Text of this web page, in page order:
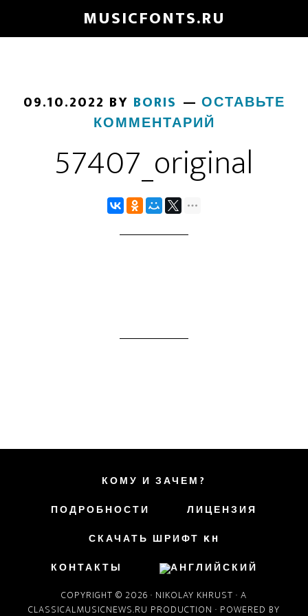
to
MUSICFONTS.RU
09.10.2022 BY BORIS
ОСТАВЬТЕ
КОММЕНТАРИЙ
57407_original
КОМУ И ЗАЧЕМ?
ПОДРОБНОСТИ
ЛИЦЕНЗИЯ
СКАЧАТЬ ШРИФТ KH
КОНТАКТЫ
COPYRIGHT © 2026 · NIKOLAY KHRUST · A
CLASSICALMUSICNEWS.RU PRODUCTION · POWERED BY